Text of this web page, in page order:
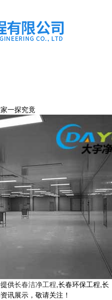
一探究竟
供长春洁净工程,长春环保工程,长
讯展示，敬请关注！